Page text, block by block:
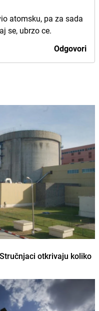
atomsku, pa za sada
se, ubrzo ce.
Odgovori
otkrivaju koliko